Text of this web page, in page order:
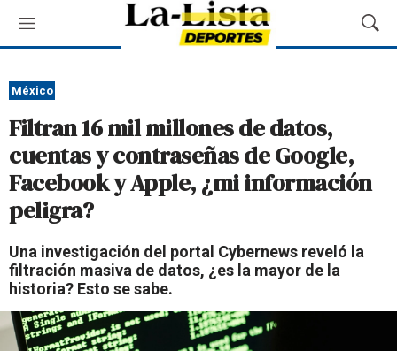
M
e
ú
M
o
ú
México
Filtran 16 mil millones de datos,
cuentas y contraseñas de Google,
Facebook y Apple, ¿mi información
peligra?
Una investigación del portal Cybernews reveló la
filtración masiva de datos, ¿es la mayor de la
historia? Esto se sabe.